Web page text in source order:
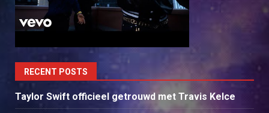
RECENT POSTS
Taylor Swift officieel getrouwd met Travis Kelce